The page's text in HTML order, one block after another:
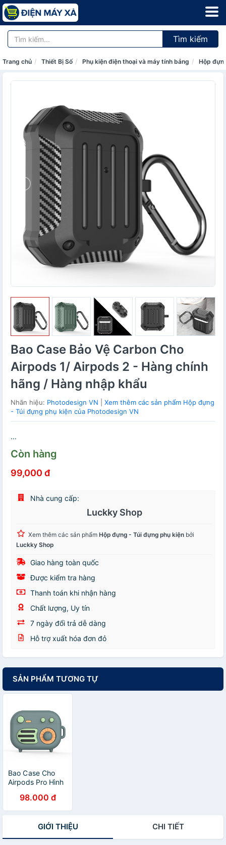
Tìm kiếm
Trang chủ Thiết Bị Số Phụ kiện điện thoại và máy tính bảng Hộp
Bao Case Bảo Vệ Carbon Cho
Airpods 1/ Airpods 2 - Hàng chính
hãng / Hàng nhập khẩu
Nhãn hiệu: Photodesign VN
Xem thêm các sản phẩm Hộp đựng
- Túi đựng phụ kiện của Photodesign VN
...
Còn hàng
99,000 đ
Nhà cung cấp:
Luckky Shop
Xem thêm các sản phẩm Hộp đựng - Túi đựng phụ kiện bởi
Luckky Shop
Giao hàng toàn quốc
Được kiểm tra hàng
Thanh toán khi nhận hàng
Chất lượng, Uy tín
7 ngày đổi trả dễ dàng
Hỗ trợ xuất hóa đơn đỏ
SẢN PHẨM TƯƠNG TỰ
Bao Case Cho
Airpods Pro Hình
Hàng chính hãng
/ Hàng nhập
98.000 đ
GIỚI THIỆU CHI TIẾT